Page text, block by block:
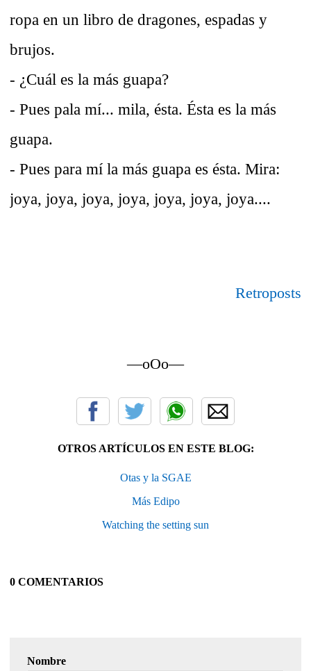
ropa en un libro de dragones, espadas y
brujos.
- ¿Cuál es la más guapa?
- Pues pala mí... mila, ésta. Ésta es la más
guapa.
- Pues para mí la más guapa es ésta. Mira:
joya, joya, joya, joya, joya, joya, joya....
Retroposts
—oOo—
OTROS ARTÍCULOS EN ESTE BLOG:
Otas y la SGAE
Más Edipo
Watching the setting sun
0 COMENTARIOS
Nombre